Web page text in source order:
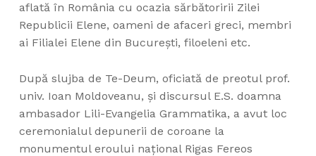
aflată în România cu ocazia sărbătoririi Zilei
Republicii Elene, oameni de afaceri greci, membri
ai Filialei Elene din Bucureşti, filoeleni etc.
După slujba de Te-Deum, oficiată de preotul prof.
univ. Ioan Moldoveanu, și discursul E.S. doamna
ambasador Lili-Evangelia Grammatika, a avut loc
ceremonialul depunerii de coroane la
monumentul eroului naţional Rigas Fereos